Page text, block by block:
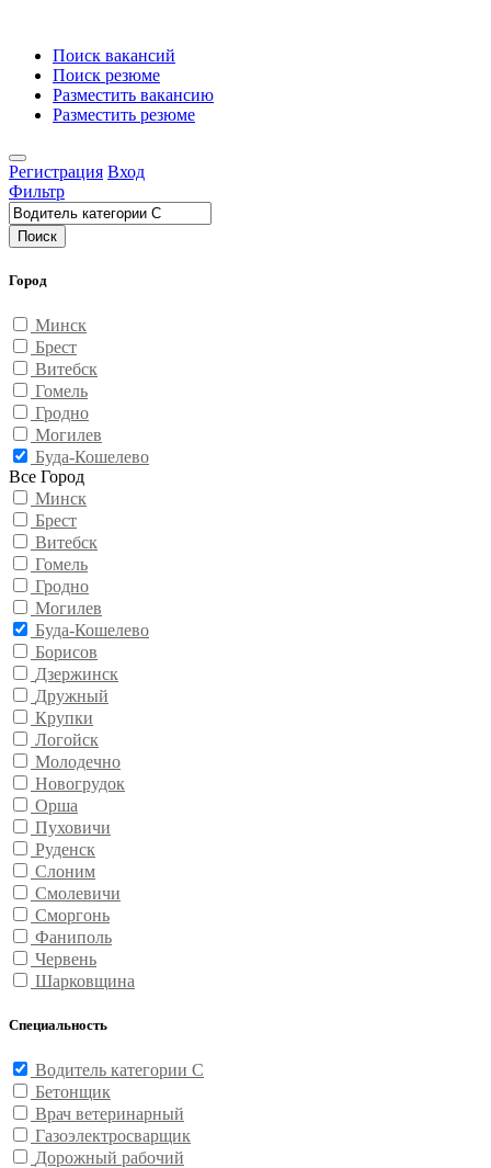
Поиск вакансий
Поиск резюме
Разместить вакансию
Разместить резюме
Регистрация Вход
Фильтр
Поиск
Город
Минск
Брест
Витебск
Гомель
Гродно
Могилев
Буда-Кошелево
Все Город
Минск
Брест
Витебск
Гомель
Гродно
Могилев
Буда-Кошелево
Борисов
Дзержинск
Дружный
Крупки
Логойск
Молодечно
Новогрудок
Орша
Пуховичи
Руденск
Слоним
Смолевичи
Сморгонь
Фаниполь
Червень
Шарковщина
Специальность
Водитель категории С
Бетонщик
Врач ветеринарный
Газоэлектросварщик
Дорожный рабочий